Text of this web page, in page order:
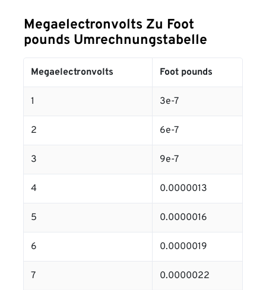
Megaelectronvolts Zu Foot
pounds Umrechnungstabelle
Megaelectronvolts Foot pounds
1 3e-7
2 6e-7
3 9e-7
4 0.0000013
5 0.0000016
6 0.0000019
7 0.0000022